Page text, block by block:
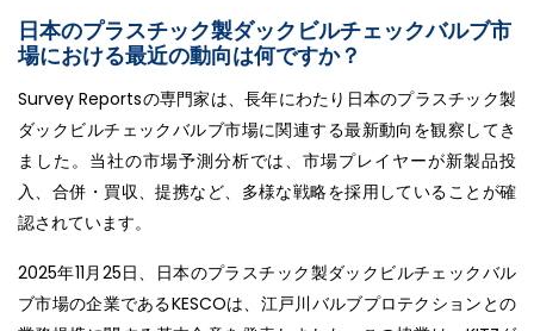
日本のプラスチック製ダックビルチェックバルブ市
場における最近の動向は何ですか？
Survey Reportsの専門家は、長年にわたり日本のプラスチック製
ダックビルチェックバルブ市場に関連する最新動向を観察してき
ました。当社の市場予測分析では、市場プレイヤーが新製品投
入、合併・買収、提携など、多様な戦略を採用していることが確
認されています。
2025年11月25日、日本のプラスチック製ダックビルチェックバル
ブ市場の企業であるKESCOは、江戸川バルブプロテクションとの